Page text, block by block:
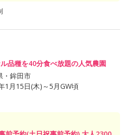
品種を40分食べ放題の人気農園
・鉾田市
1月15日(木)～5月GW頃